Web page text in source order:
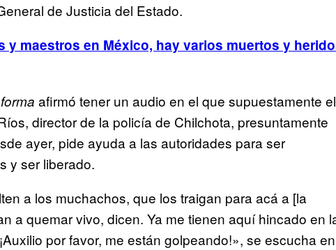
de Justicia del Estado.
y maestros en México, hay varios muertos y
afirmó tener un audio en el que supuestamente el
director de la policía de Chilchota, presuntamente
ayer, pide ayuda a las autoridades para ser
y ser liberado.
a los muchachos, que los traigan para acá a [la
a quemar vivo, dicen. Ya me tienen aquí hincado en
por favor, me están golpeando!», se escucha